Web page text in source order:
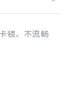
顿、不流畅